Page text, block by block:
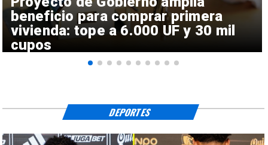
beneficio para comprar primera
vivienda: tope a 6.000 UF y 30 mil
cupos
DEPORTES